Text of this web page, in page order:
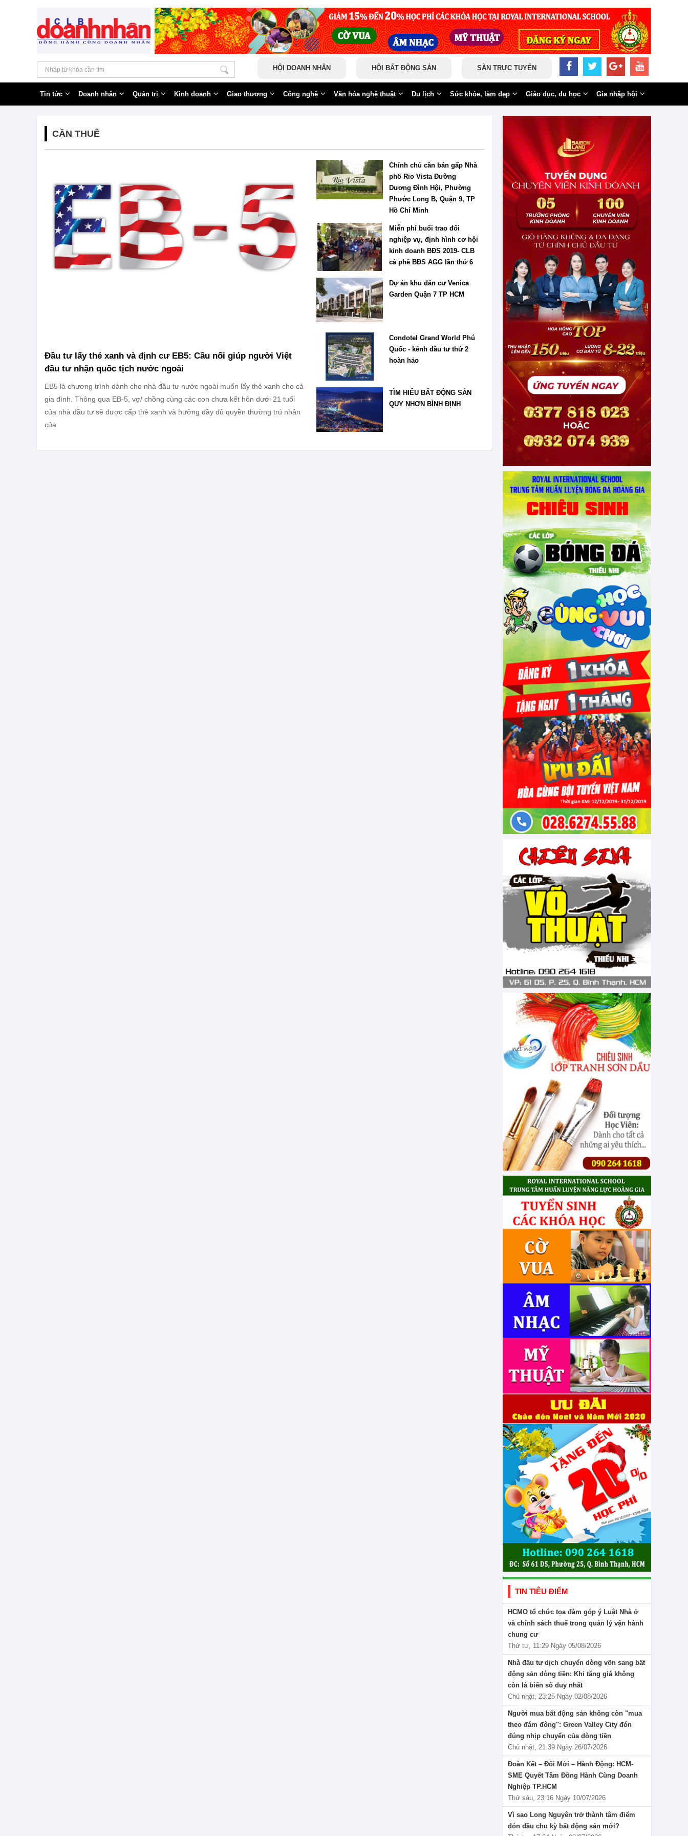
HỘI DOANH NHÂN HỘI BẤT ĐỘNG SẢN SÀN TRỰC TUYẾN
Tin tức Doanh nhân Quản trị Kinh doanh Giao thương Công nghệ Văn hóa nghệ thuật Du lịch Sức khỏe, làm đẹp Giáo dục, du học Gia nhập hội
CẦN THUÊ
Đầu tư lấy thẻ xanh và định cư EB5: Cầu nối giúp người Việt
đầu tư nhận quốc tịch nước ngoài
EB5 là chương trình dành cho nhà đầu tư nước ngoài muốn lấy thẻ xanh cho cả
gia đình. Thông qua EB-5, vợ/ chồng cùng các con chưa kết hôn dưới 21 tuổi
của nhà đầu tư sẽ được cấp thẻ xanh và hưởng đầy đủ quyền thường trú nhân
của
Chính chủ cần bán gấp Nhà
phố Rio Vista Đường
Dương Đình Hội, Phường
Phước Long B, Quận 9, TP
Hồ Chí Minh
Miễn phí buổi trao đổi
nghiệp vụ, định hình cơ hội
kinh doanh BĐS 2019- CLB
cà phê BĐS AGG lần thứ 6
Dự án khu dân cư Venica
Garden Quận 7 TP HCM
Condotel Grand World Phú
Quốc - kênh đầu tư thứ 2
hoàn hảo
TÌM HIỂU BẤT ĐỘNG SẢN
QUY NHƠN BÌNH ĐỊNH
TIN TIÊU ĐIỂM
HCMO tổ chức tọa đàm góp ý Luật Nhà ở
và chính sách thuế trong quản lý vận hành
chung cư
Thứ tư, 11:29 Ngày 05/08/2026
Nhà đầu tư dịch chuyển dòng vốn sang bất
động sản dòng tiền: Khi tăng giá không
còn là biến số duy nhất
Chủ nhật, 23:25 Ngày 02/08/2026
Người mua bất động sản không còn "mua
theo đám đông": Green Valley City đón
đúng nhịp chuyển của dòng tiền
Chủ nhật, 21:39 Ngày 26/07/2026
Đoàn Kết – Đổi Mới – Hành Động: HCM-
SME Quyết Tâm Đồng Hành Cùng Doanh
Nghiệp TP.HCM
Thứ sáu, 23:16 Ngày 10/07/2026
Vì sao Long Nguyên trở thành tâm điểm
đón đầu chu kỳ bất động sản mới?